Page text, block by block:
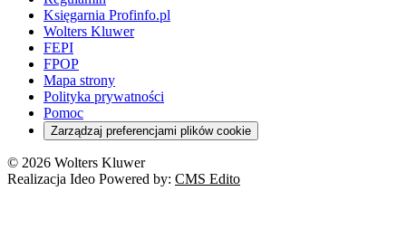
Księgarnia Profinfo.pl
Wolters Kluwer
FEPI
FPOP
Mapa strony
Polityka prywatności
Pomoc
Zarządzaj preferencjami plików cookie
© 2026 Wolters Kluwer
Realizacja Ideo Powered by: CMS Edito